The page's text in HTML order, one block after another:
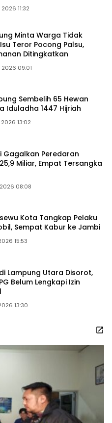
11:32
Minta Warga Tidak
Teror Pocong Palsu,
Ditingkatkan
09:01
Sembelih 65 Hewan
Iduladha 1447 Hijriah
13:02
Gagalkan Peredaran
Miliar, Empat Tersangka
08:08
Kota Tangkap Pelaku
Sempat Kabur ke Jambi
15:53
Lampung Utara Disorot,
Belum Lengkapi Izin
13:30